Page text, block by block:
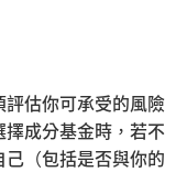
估你可承受的風險
成分基金時，若不
（包括是否與你的
金易平台拒絕辦
快使用由積金易平